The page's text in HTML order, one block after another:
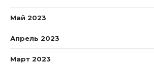
Май 2023
Апрель 2023
Март 2023